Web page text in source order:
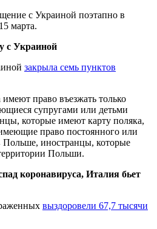
с Украиной поэтапно в
марта.
с Украиной
закрыла семь пунктов
право въезжать только
супругами или детьми
которые имеют карту поляка,
право постоянного или
иностранцы, которые
Польши.
коронавируса, Италия бьет
выздоровели 67,7 тысячи